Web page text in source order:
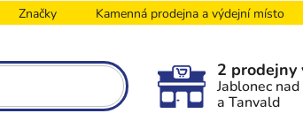
Značky Kamenná prodejna a výdejní místo
2 prodejny
Jablonec
a Tanvald